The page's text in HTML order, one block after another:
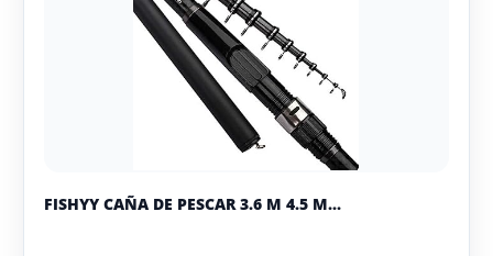
FISHYY CAÑA DE PESCAR 3.6 M 4.5 M...